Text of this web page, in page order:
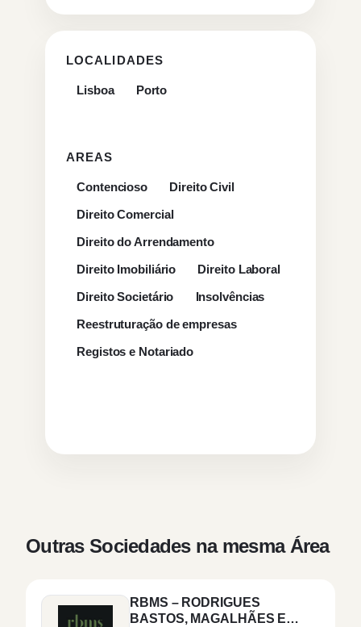
LOCALIDADES
Lisboa Porto
AREAS
Contencioso
Direito Civil
Direito Comercial
Direito do Arrendamento
Direito Imobiliário
Direito Laboral
Direito Societário
Insolvências
Reestruturação de empresas
Registos e Notariado
Outras Sociedades na mesma Área
RBMS – RODRIGUES
BASTOS, MAGALHÃES E